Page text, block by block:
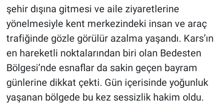
şehir dışına gitmesi ve aile ziyaretlerine
yönelmesiyle kent merkezindeki insan ve araç
trafiğinde gözle görülür azalma yaşandı. Kars’ın
en hareketli noktalarından biri olan Bedesten
Bölgesi’nde esnaflar da sakin geçen bayram
günlerine dikkat çekti. Gün içerisinde yoğunluk
yaşanan bölgede bu kez sessizlik hakim oldu.